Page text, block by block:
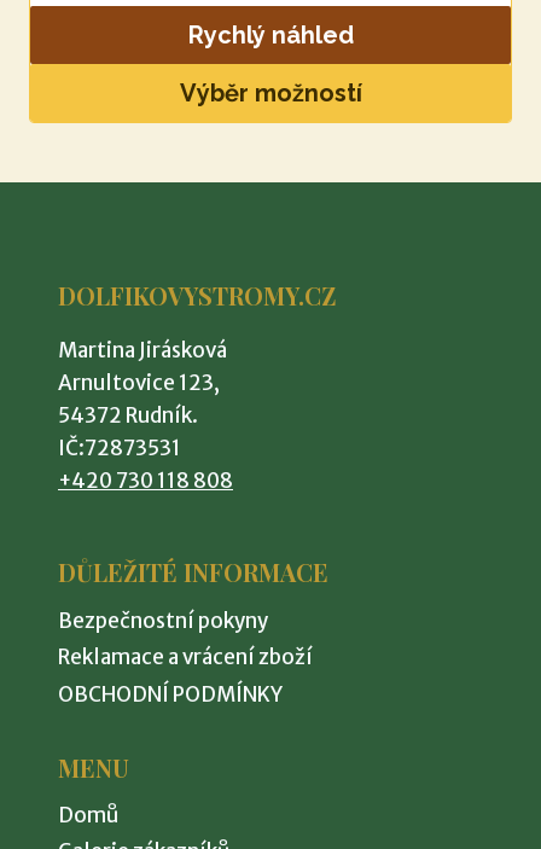
Možnosti
na
produktu
Rychlý náhled
Výběr možností
Možnosti
vybrat
stránce
produktu
DOLFIKOVYSTROMY.CZ
Martina Jirásková
Arnultovice 123,
54372 Rudník.
IČ:72873531
+420 730 118 808
DŮLEŽITÉ INFORMACE
Bezpečnostní pokyny
Reklamace a vrácení zboží
OBCHODNÍ PODMÍNKY
MENU
Domů